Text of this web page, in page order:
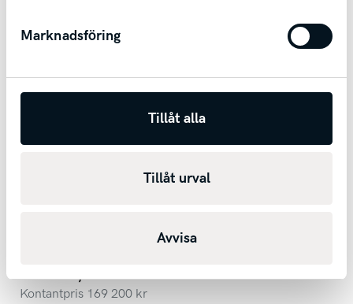
Marknadsföring
Tillåt alla
Tillåt urval
Avvisa
Automat
Kontantpris 169 200 kr